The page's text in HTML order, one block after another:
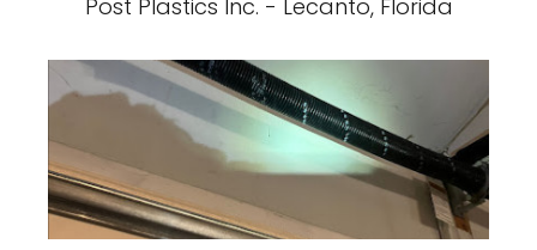
Post Plastics Inc. - Lecanto, Florida